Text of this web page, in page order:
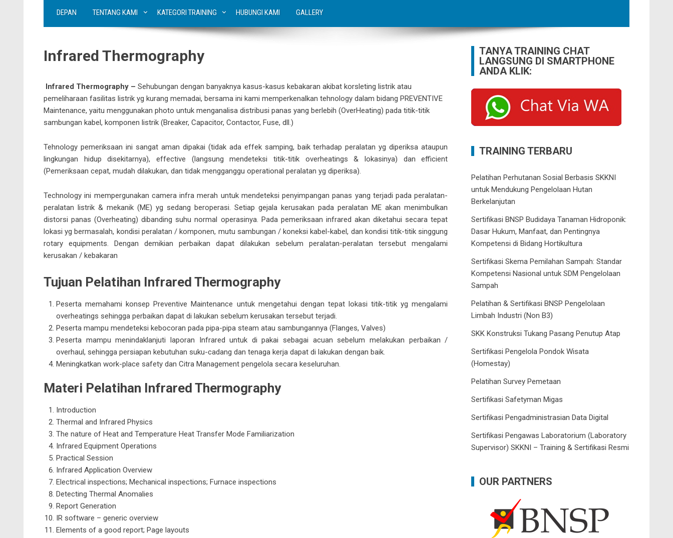
DEPAN TENTANG KAMI KATEGORI TRAINING HUBUNGI KAMI GALLERY
Infrared Thermography
Infrared Thermography – Sehubungan dengan banyaknya kasus-kasus kebakaran akibat korsleting listrik atau
pemeliharaan fasilitas listrik yg kurang memadai, bersama ini kami memperkenalkan tehnology dalam bidang PREVENTIVE
Maintenance, yaitu menggunakan photo untuk menganalisa distribusi panas yang berlebih (OverHeating) pada titik-titik
sambungan kabel, komponen listrik (Breaker, Capacitor, Contactor, Fuse, dll.)
Tehnology pemeriksaan ini sangat aman dipakai (tidak ada effek samping, baik terhadap peralatan yg diperiksa ataupun
lingkungan hidup disekitarnya), effective (langsung mendeteksi titik-titik overheatings & lokasinya) dan efficient
(Pemeriksaan cepat, mudah dilakukan, dan tidak mengganggu operational peralatan yg diperiksa).
Technology ini mempergunakan camera infra merah untuk mendeteksi penyimpangan panas yang terjadi pada peralatan-
peralatan listrik & mekanik (ME) yg sedang beroperasi. Setiap gejala kerusakan pada peralatan ME akan menimbulkan
distorsi panas (Overheating) dibanding suhu normal operasinya. Pada pemeriksaan infrared akan diketahui secara tepat
lokasi yg bermasalah, kondisi peralatan / komponen, mutu sambungan / koneksi kabel-kabel, dan kondisi titik-titik singgung
rotary equipments. Dengan demikian perbaikan dapat dilakukan sebelum peralatan-peralatan tersebut mengalami
kerusakan / kebakaran
Tujuan Pelatihan Infrared Thermography
Peserta memahami konsepPreventive Maintenance untuk mengetahui dengan tepat lokasi titik-titik yg mengalami
overheatings sehingga perbaikan dapat di lakukan sebelum kerusakan tersebut terjadi.
Peserta mampu mendeteksi kebocoran pada pipa-pipa steam atau sambungannya (Flanges, Valves)
Peserta mampu menindaklanjuti laporan Infrared untuk di pakai sebagai acuan sebelum melakukan perbaikan /
overhaul, sehingga persiapan kebutuhan suku-cadang dan tenaga kerja dapat di lakukan dengan baik.
Meningkatkan work-place safety dan Citra Management pengelola secara keseluruhan.
Materi Pelatihan Infrared Thermography
Introduction
Thermal and Infrared Physics
The nature of Heat and Temperature Heat Transfer Mode Familiarization
Infrared Equipment Operations
Practical Session
Infrared Application Overview
Electrical inspections; Mechanical inspections; Furnace inspections
Detecting Thermal Anomalies
Report Generation
IR software – generic overview
Elements of a good report; Page layouts
TANYA TRAINING CHAT
LANGSUNG DI SMARTPHONE
ANDA KLIK:
TRAINING TERBARU
Pelatihan Perhutanan Sosial Berbasis SKKNI
untuk Mendukung Pengelolaan Hutan
Berkelanjutan
Sertifikasi BNSP Budidaya Tanaman Hidroponik:
Dasar Hukum, Manfaat, dan Pentingnya
Kompetensi di Bidang Hortikultura
Sertifikasi Skema Pemilahan Sampah: Standar
Kompetensi Nasional untuk SDM Pengelolaan
Sampah
Pelatihan & Sertifikasi BNSP Pengelolaan
Limbah Industri (Non B3)
SKK Konstruksi Tukang Pasang Penutup Atap
Sertifikasi Pengelola Pondok Wisata
(Homestay)
Pelatihan Survey Pemetaan
Sertifikasi Safetyman Migas
Sertifikasi Pengadministrasian Data Digital
Sertifikasi Pengawas Laboratorium (Laboratory
Supervisor) SKKNI – Training & Sertifikasi Resmi
OUR PARTNERS